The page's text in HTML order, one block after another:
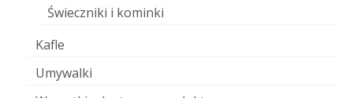
Świeczniki i kominki
Kafle
Umywalki